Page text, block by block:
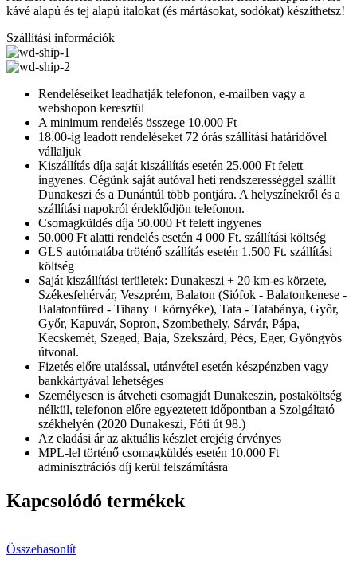
kávé alapú és tej alapú italokat (és mártásokat, sodókat) készíthetsz!
Szállítási információk
Rendeléseiket leadhatják telefonon, e-mailben vagy a
webshopon keresztül
A minimum rendelés összege 10.000 Ft
18.00-ig leadott rendeléseket 72 órás szállítási határidővel
vállaljuk
Kiszállítás díja saját kiszállítás esetén 25.000 Ft felett
ingyenes. Cégünk saját autóval heti rendszerességgel szállít
Dunakeszi és a Dunántúl több pontjára. A helyszínekről és a
szállítási napokról érdeklődjön telefonon.
Csomagküldés díja 50.000 Ft felett ingyenes
50.000 Ft alatti rendelés esetén 4 000 Ft. szállítási költség
GLS autómatába tröténő szállítás esetén 1.500 Ft. szállítási
költség
Saját kiszállítási területek: Dunakeszi + 20 km-es körzete,
Székesfehérvár, Veszprém, Balaton (Siófok - Balatonkenese -
Balatonfüred - Tihany + környéke), Tata - Tatabánya, Győr,
Győr, Kapuvár, Sopron, Szombethely, Sárvár, Pápa,
Kecskemét, Szeged, Baja, Szekszárd, Pécs, Eger, Gyöngyös
útvonal.
Fizetés előre utalással, utánvétel esetén készpénzben vagy
bankkártyával lehetséges
Személyesen is átveheti csomagját Dunakeszin, postaköltség
nélkül, telefonon előre egyeztetett időpontban a Szolgáltató
székhelyén (2020 Dunakeszi, Fóti út 98.)
Az eladási ár az aktuális készlet erejéig érvényes
MPL-lel történő csomagküldés esetén 10.000 Ft
adminisztrációs díj kerül felszámításra
Kapcsolódó termékek
Összehasonlít